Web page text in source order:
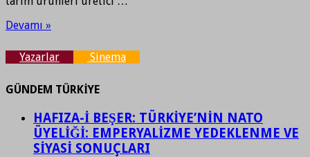
Devamı »
Yazarlar Sinema
GÜNDEM TÜRKİYE
HAFIZA-İ BEŞER: TÜRKİYE’NİN NATO
ÜYELİĞİ: EMPERYALİZME YEDEKLENME VE
SİYASİ SONUÇLARI